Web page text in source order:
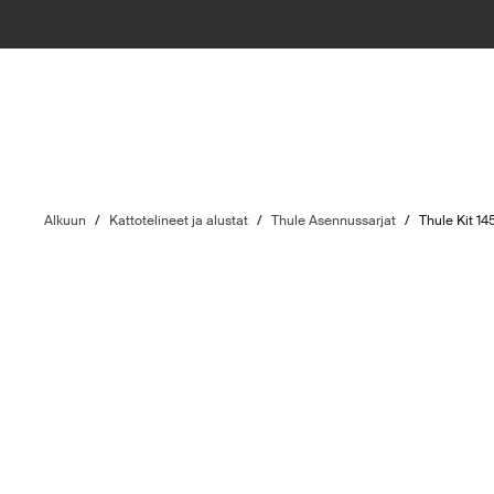
Alkuun / Kattotelineet ja alustat / Thule Asennussarjat / Thule Kit